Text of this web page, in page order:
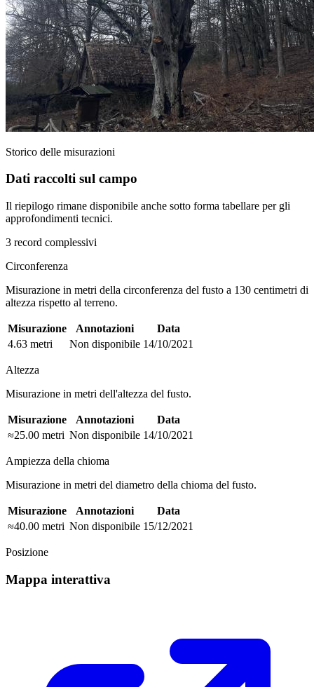
Storico delle misurazioni
Dati raccolti sul campo
Il riepilogo rimane disponibile anche sotto forma tabellare per gli
approfondimenti tecnici.
3 record complessivi
Circonferenza
Misurazione in metri della circonferenza del fusto a 130 centimetri di
altezza rispetto al terreno.
Misurazione Annotazioni
Data
4.63 metri
Non disponibile 14/10/2021
Altezza
Misurazione in metri dell'altezza del fusto.
Misurazione Annotazioni
Data
≈25.00 metri Non disponibile 14/10/2021
Ampiezza della chioma
Misurazione in metri del diametro della chioma del fusto.
Misurazione Annotazioni
Data
≈40.00 metri Non disponibile 15/12/2021
Posizione
Mappa interattiva